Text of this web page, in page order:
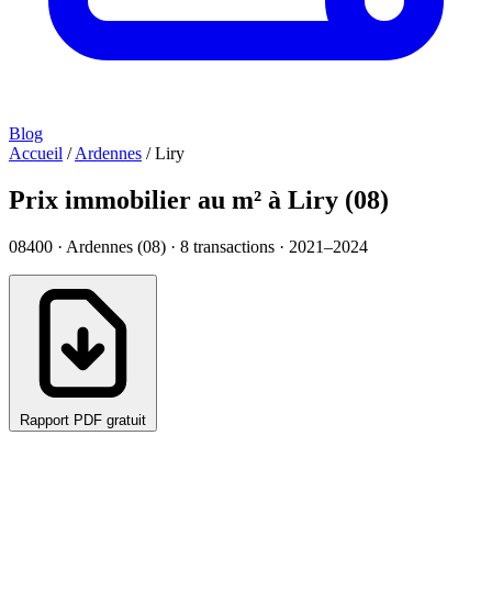
Blog
Accueil / Ardennes / Liry
Prix immobilier au m² à Liry (08)
08400 · Ardennes (08) · 8 transactions · 2021–2024
Rapport PDF gratuit